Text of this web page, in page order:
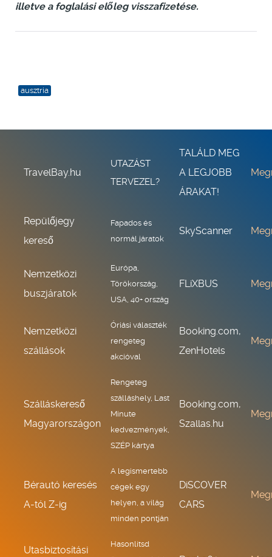
illetve a foglalási előleg visszafizetése.
ausztria
TravelBay.hu
UTAZÁST
TERVEZEL?
TALÁLD MEG
A LEGJOBB
ÁRAKAT!
Repülőjegy
kereső
Fapados és
normál járatok
SkyScanner
Nemzetközi
buszjáratok
Európa,
Törökország,
USA, 40+ ország
FLiXBUS
Nemzetközi
szállások
Óriási választék
rengeteg
akcióval
Booking.com,
ZenHotels
Szálláskereső
Magyarországon
Rengeteg
szálláshely, Last
Minute
kedvezmények,
SZÉP kártya
Booking.com,
Szallas.hu
Bérautó keresés
A-tól Z-ig
A legismertebb
cégek egy
helyen, a világ
minden pontján
DiSCOVER
CARS
Utasbiztosítási
Hasonlítsd